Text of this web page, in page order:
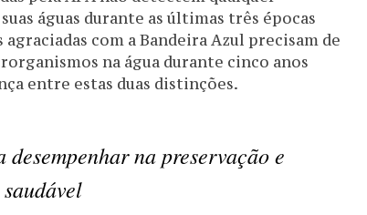
águas durante as últimas três épocas
com a Bandeira Azul precisam de
na água durante cinco anos
entre estas duas distinções.
desempenhar na preservação e